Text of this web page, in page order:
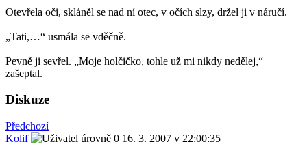
Otevřela oči, skláněl se nad ní otec, v očích slzy, držel ji v náručí.
„Tati,…“ usmála se vděčně.
Pevně ji sevřel. „Moje holčičko, tohle už mi nikdy nedělej,“
zašeptal.
Diskuze
Předchozí
Kolif
16. 3. 2007 v 22:00:35